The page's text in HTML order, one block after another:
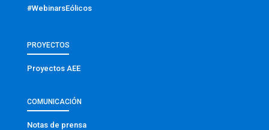
#WebinarsEólicos
PROYECTOS
Proyectos AEE
COMUNICACIÓN
Notas de prensa